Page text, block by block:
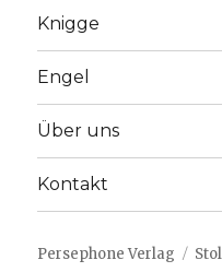
Knigge
Engel
Über uns
Kontakt
Persephone Verlag